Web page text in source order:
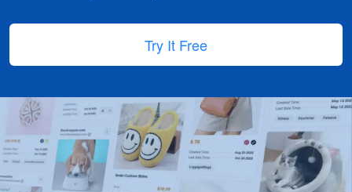
Try It Free